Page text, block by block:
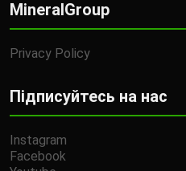
MineralGroup
Privacy Policy
Підписуйтесь на нас
Instagram
Facebook